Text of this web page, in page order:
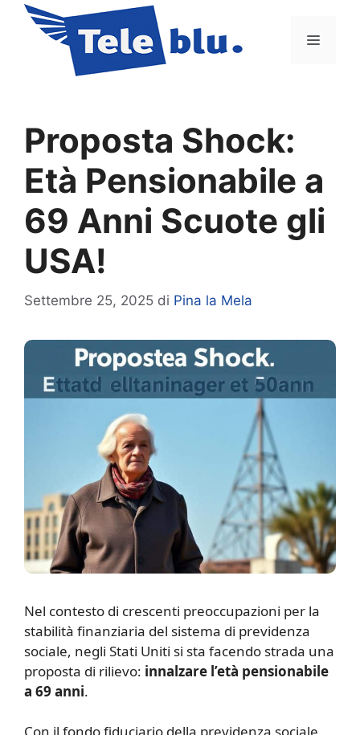
contenuto
Menu
Proposta Shock:
Età Pensionabile a
69 Anni Scuote gli
USA!
Settembre 25, 2025 di Pina la Mela
Nel contesto di crescenti preoccupazioni per la
stabilità finanziaria del sistema di previdenza
sociale, negli Stati Uniti si sta facendo strada una
proposta di rilievo: innalzare l’età pensionabile
a 69 anni.